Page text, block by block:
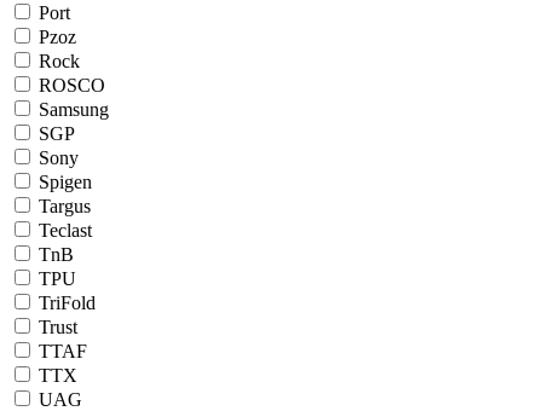
Port
Pzoz
Rock
ROSCO
Samsung
SGP
Sony
Spigen
Targus
Teclast
TnB
TPU
TriFold
Trust
TTAF
TTX
UAG